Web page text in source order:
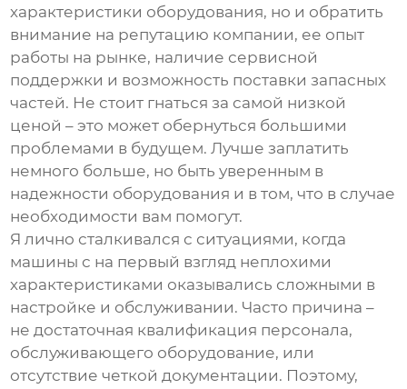
характеристики оборудования, но и обратить
внимание на репутацию компании, ее опыт
работы на рынке, наличие сервисной
поддержки и возможность поставки запасных
частей. Не стоит гнаться за самой низкой
ценой – это может обернуться большими
проблемами в будущем. Лучше заплатить
немного больше, но быть уверенным в
надежности оборудования и в том, что в случае
необходимости вам помогут.
Я лично сталкивался с ситуациями, когда
машины с на первый взгляд неплохими
характеристиками оказывались сложными в
настройке и обслуживании. Часто причина –
не достаточная квалификация персонала,
обслуживающего оборудование, или
отсутствие четкой документации. Поэтому,